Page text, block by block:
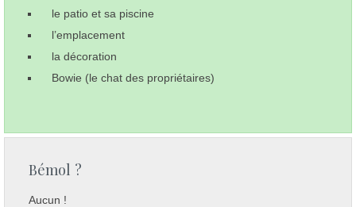
le patio et sa piscine
l’emplacement
la décoration
Bowie (le chat des propriétaires)
Bémol ?
Aucun !